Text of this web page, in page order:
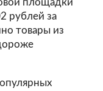
площадки
рублей за
товары из